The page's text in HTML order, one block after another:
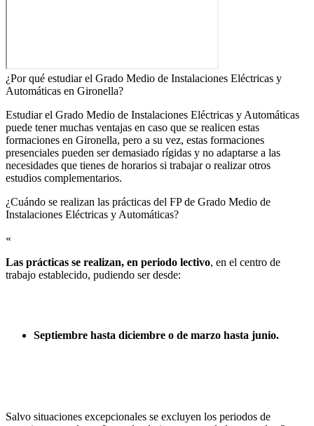
¿Por qué estudiar el Grado Medio de Instalaciones Eléctricas y
Automáticas en Gironella?
Estudiar el Grado Medio de Instalaciones Eléctricas y Automáticas
puede tener muchas ventajas en caso que se realicen estas
formaciones en Gironella, pero a su vez, estas formaciones
presenciales pueden ser demasiado rígidas y no adaptarse a las
necesidades que tienes de horarios si trabajar o realizar otros
estudios complementarios.
¿Cuándo se realizan las prácticas del FP de Grado Medio de
Instalaciones Eléctricas y Automáticas?​
«
Las prácticas se realizan, en periodo lectivo, en el centro de
trabajo establecido, pudiendo ser desde:
Septiembre hasta diciembre o de marzo hasta junio.
Salvo situaciones excepcionales se excluyen los periodos de